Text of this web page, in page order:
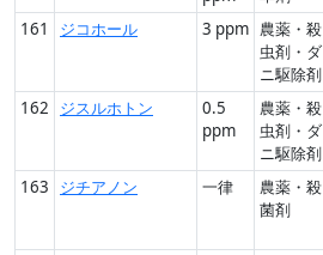
161 ジコホール 3 ppm 農薬・殺
虫剤・ダ
ニ駆除剤
162 ジスルホトン
0.5
ppm
農薬・殺
虫剤・ダ
ニ駆除剤
163 ジチアノン 一律
農薬・殺
菌剤